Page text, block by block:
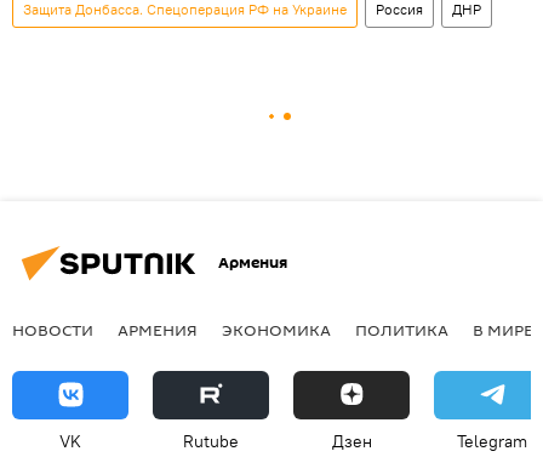
Защита Донбасса. Спецоперация РФ на Украине Россия ДНР
Армения
НОВОСТИ АРМЕНИЯ ЭКОНОМИКА ПОЛИТИКА В МИРЕ
VK Rutube Дзен Telegram